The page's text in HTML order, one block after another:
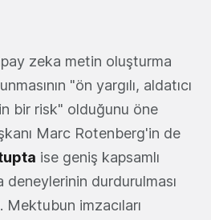
zeka metin oluşturma
"ön yargılı, aldatıcı
bir risk" olduğunu öne
Marc Rotenberg'in de
ise geniş kapsamlı
durdurulması
Mektubun imzacıları